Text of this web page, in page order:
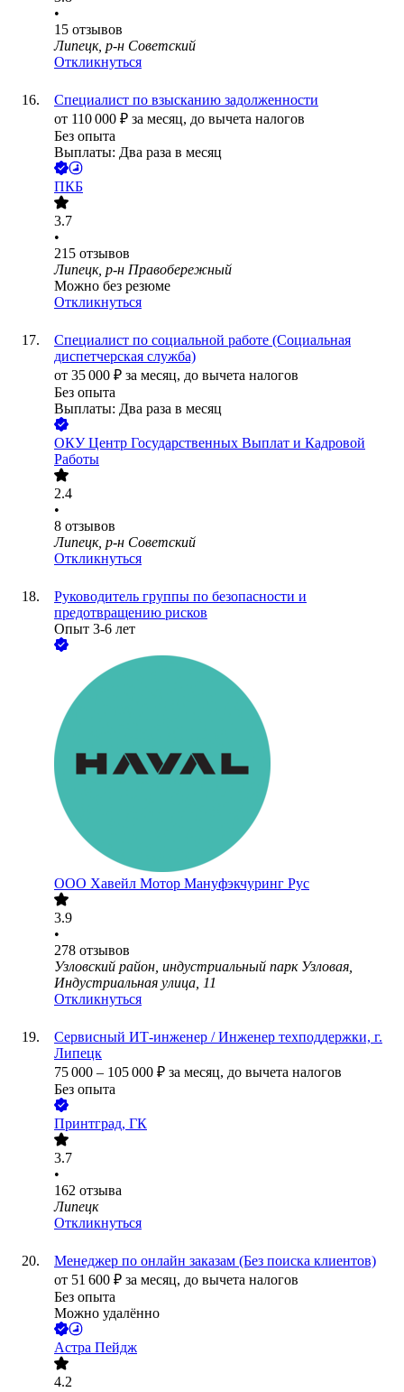
•
15 отзывов
Липецк, р-н Советский
Откликнуться
Специалист по взысканию задолженности
от 110 000 ₽ за месяц, до вычета налогов
Без опыта
Выплаты: Два раза в месяц
ПКБ
3.7
•
215 отзывов
Липецк, р-н Правобережный
Можно без резюме
Откликнуться
Специалист по социальной работе (Социальная
диспетчерская служба)
от 35 000 ₽ за месяц, до вычета налогов
Без опыта
Выплаты: Два раза в месяц
ОКУ Центр Государственных Выплат и Кадровой
Работы
2.4
•
8 отзывов
Липецк, р-н Советский
Откликнуться
Руководитель группы по безопасности и
предотвращению рисков
Опыт 3-6 лет
ООО Хавейл Мотор Мануфэкчуринг Рус
3.9
•
278 отзывов
Узловский район, индустриальный парк Узловая,
Индустриальная улица, 11
Откликнуться
Сервисный ИТ-инженер / Инженер техподдержки, г.
Липецк
75 000 – 105 000 ₽ за месяц, до вычета налогов
Без опыта
Принтград, ГК
3.7
•
162 отзыва
Липецк
Откликнуться
Менеджер по онлайн заказам (Без поиска клиентов)
от 51 600 ₽ за месяц, до вычета налогов
Без опыта
Можно удалённо
Астра Пейдж
4.2